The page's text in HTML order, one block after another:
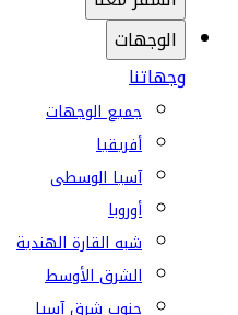
الوجهات
وجهاتنا
جميع الوجهات
أفريقيا
آسيا الوسطى
أوروبا
شبه القارة الهندية
الشرق الأوسط
جنوب شرق آسيا